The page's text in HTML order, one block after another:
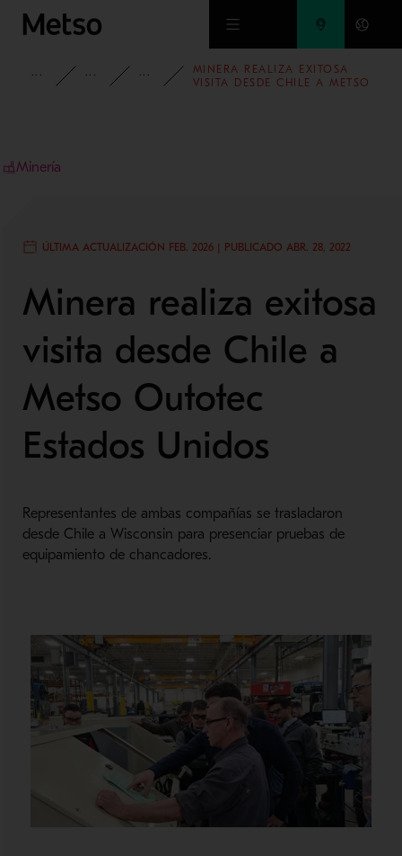
Ir al contenido principal
INFORMACIÓN
BLOG BLOG DE MINERÍA Y METALES
MINERA REALIZA EXITOSA
VISITA DESDE CHILE A METSO
Minería
ÚLTIMA ACTUALIZACIÓN FEB. 2026 | PUBLICADO ABR. 28, 2022
Minera realiza exitosa
visita desde Chile a
Metso Outotec
Estados Unidos
Representantes de ambas compañías se trasladaron
desde Chile a Wisconsin para presenciar pruebas de
equipamiento de chancadores.